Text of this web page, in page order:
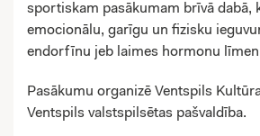
sportiskam pasākumam brīvā dabā,
emocionālu, garīgu un fizisku
endorfīnu jeb laimes hormonu
Pasākumu organizē Ventspils
Ventspils valstspilsētas pašvaldība.